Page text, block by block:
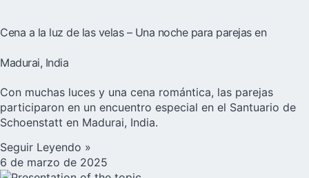
Cena a la luz de las velas – Una noche para parejas en
Madurai, India
Con muchas luces y una cena romántica, las parejas
participaron en un encuentro especial en el Santuario de
Schoenstatt en Madurai, India.
Seguir Leyendo »
6 de marzo de 2025